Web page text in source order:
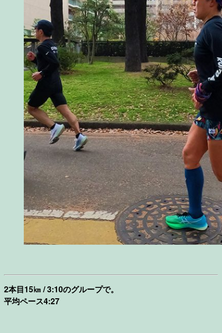
2本目15㎞ / 3:10のグループで。
平均ペース4:27